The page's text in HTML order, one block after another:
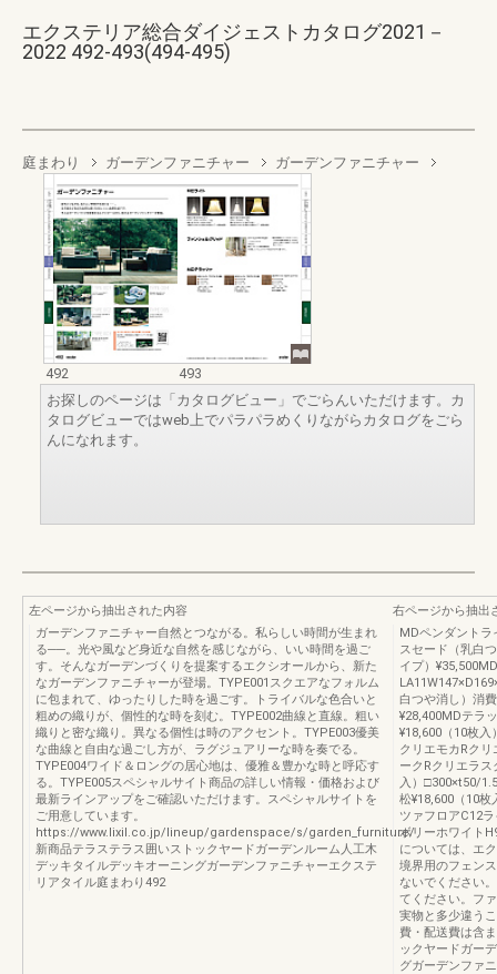
エクステリア総合ダイジェストカタログ2021－
2022 492-493(494-495)
庭まわり ガーデンファニチャー ガーデンファニチャー
492
493
お探しのページは「カタログビュー」でごらんいただけます。カ
タログビューではweb上でパラパラめくりながらカタログをごら
んになれます。
左ページから抽出された内容
ガーデンファニチャー自然とつながる。私らしい時間が生まれ
る──。光や風など身近な自然を感じながら、いい時間を過ご
す。そんなガーデンづくりを提案するエクシオールから、新た
なガーデンファニチャーが登場。TYPE001スクエアなフォルム
に包まれて、ゆったりした時を過ごす。トライバルな色合いと
粗めの織りが、個性的な時を刻む。TYPE002曲線と直線。粗い
織りと密な織り。異なる個性は時のアクセント。TYPE003優美
な曲線と自由な過ごし方が、ラグジュアリーな時を奏でる。
TYPE004ワイド＆ロングの居心地は、優雅＆豊かな時と呼応す
る。TYPE005スペシャルサイト商品の詳しい情報・価格および
最新ラインアップをご確認いただけます。スペシャルサイトを
ご用意しています。
https://www.lixil.co.jp/lineup/gardenspace/s/garden_furniture/
新商品テラステラス囲いストックヤードガーデンルーム人工木
デッキタイルデッキオーニングガーデンファニチャーエクステ
リアタイル庭まわり492
右ページから抽出
MDペンダント
スセード（乳白
イプ）
白つや消し）消
¥28,400MDテラ
¥18,600（10枚入
クリエモカRク
ークRクリエラス
入）□300×t50/
松¥18,600（10
ツァフロアC12
ボリーホワイト
については、エ
境界用のフェン
ないでください
てください。フ
実物と多少違う
費・配送費は含
ックヤードガー
グガーデンファ